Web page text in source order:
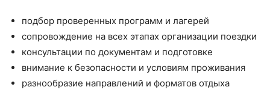
подбор проверенных программ и лагерей
сопровождение на всех этапах организации поездки
консультации по документам и подготовке
внимание к безопасности и условиям проживания
разнообразие направлений и форматов отдыха